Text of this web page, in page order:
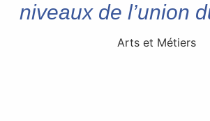
niveaux de l’union
Arts et Métiers